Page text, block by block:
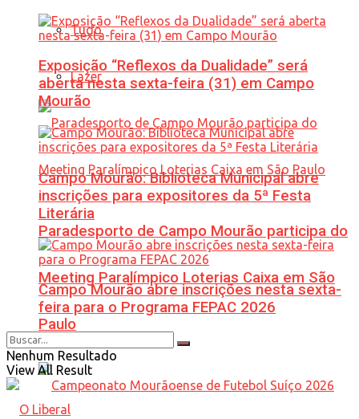
Tudo
Lazer
Paradesporto de Campo Mourão participa do
Meeting Paralímpico Loterias Caixa em São
Paulo
Exposição “Reflexos da Dualidade” será
aberta nesta sexta-feira (31) em Campo
Mourão
Campo Mourão: Biblioteca Municipal abre
inscrições para expositores da 5ª Festa
Literária
Campo Mourão abre inscrições nesta sexta-
feira para o Programa FEPAC 2026
Nenhum Resultado
View All Result